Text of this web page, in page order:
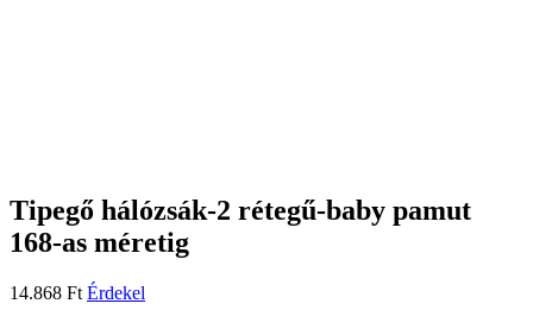
Tipegő hálózsák-2 rétegű-baby pamut
168-as méretig
14.868 Ft Érdekel